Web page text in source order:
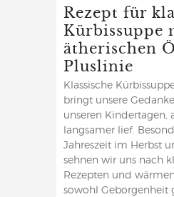
Rezept für
Kürbissuppe
ätherischen
Pluslinie
Klassische
bringt unsere
unseren Kindertagen,
langsamer lief.
Jahreszeit im Herbst
sehnen wir uns nach
Rezepten und
sowohl Geborgenheit